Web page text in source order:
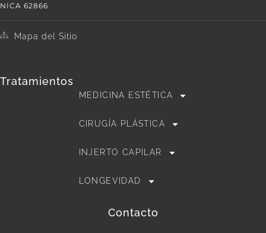
NICA 62866
Mapa del Sitio
Tratamientos
MEDICINA ESTÉTICA
CIRUGÍA PLÁSTICA
INJERTO CAPILAR
LONGEVIDAD
Contacto